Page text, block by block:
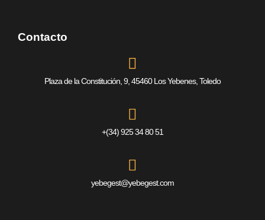
Contacto
Plaza de la Constitución, 9, 45460 Los Yebenes, Toledo
+(34) 925 34 80 51
yebegest@yebegest.com